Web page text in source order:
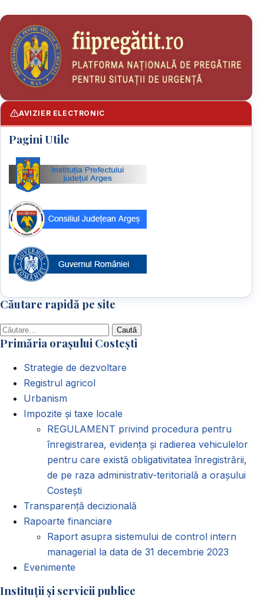
AVIZIER ELECTRONIC
Pagini Utile
Căutare rapidă pe site
Caută
după:
Primăria orașului Costești
Strategie de dezvoltare
Registrul agricol
Urbanism
Impozite și taxe locale
REGULAMENT privind procedura pentru
înregistrarea, evidența și radierea vehiculelor
pentru care există obligativitatea înregistrării,
de pe raza administrativ-teritorială a orașului
Costești
Transparență decizională
Rapoarte financiare
Raport asupra sistemului de control intern
managerial la data de 31 decembrie 2023
Evenimente
Instituții și servicii publice